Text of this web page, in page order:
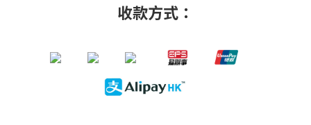
收款方式：